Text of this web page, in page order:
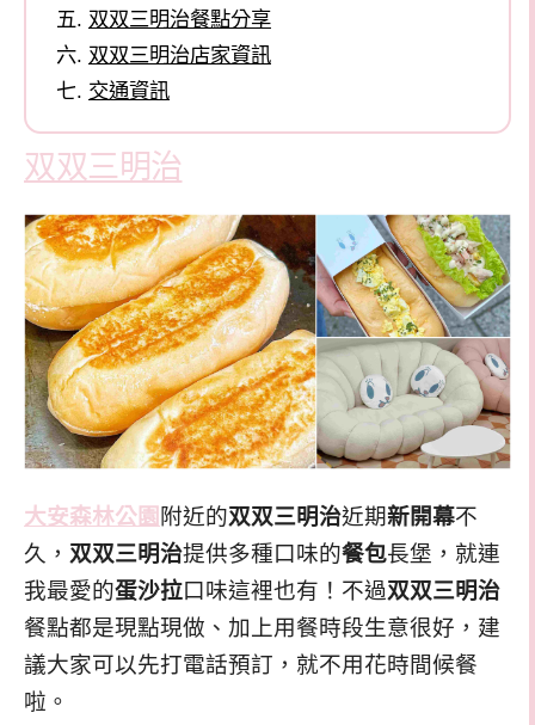
双双三明治餐點分享
双双三明治店家資訊
交通資訊
双双三明治
大安森林公園 附近的双双三明治近期新開幕不
久， 双双三明治提供多種口味的餐包長堡，就連
我最愛的蛋沙拉口味這裡也有！不過双双三明治
餐點都是現點現做、加上用餐時段生意很好，建
議大家可以先打電話預訂，就不用花時間候餐
啦。